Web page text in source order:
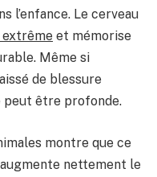
l’enfance. Le cerveau
et mémorise
Même si
de blessure
peut être profonde.
montre que ce
nettement le